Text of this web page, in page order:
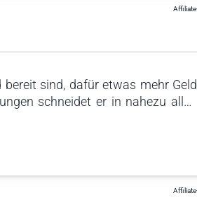
sind, dafür etwas mehr Geld
schneidet er in nahezu allen